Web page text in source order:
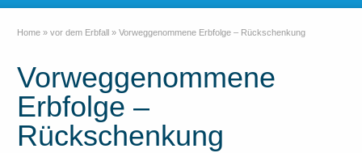
Home » vor dem Erbfall » Vorweggenommene Erbfolge – Rückschenkung
Vorweggenommene
Erbfolge –
Rückschenkung